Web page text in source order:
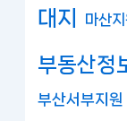
대지 마산
부동산정
부산서부지원